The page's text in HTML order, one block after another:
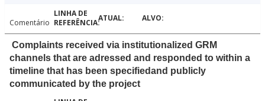
Comentário
Complaints received via institutionalized GRM
channels that are adressed and responded to within a
timeline that has been specifiedand publicly
communicated by the project